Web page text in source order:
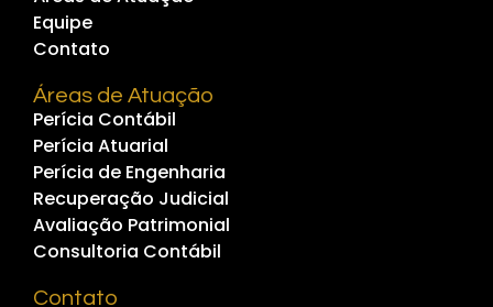
Equipe
Contato
Áreas de Atuação
Perícia Contábil
Perícia Atuarial
Perícia de Engenharia
Recuperação Judicial
Avaliação Patrimonial
Consultoria Contábil
Contato